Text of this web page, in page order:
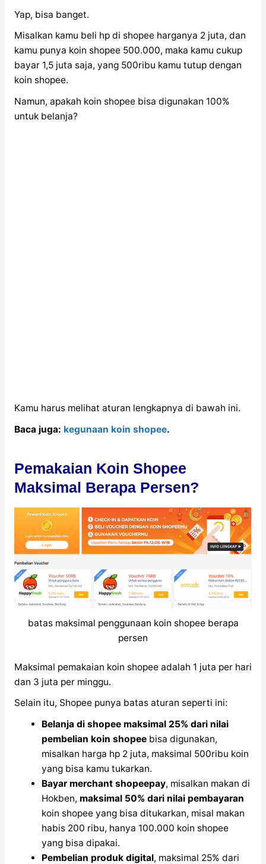
Yap, bisa banget.
Misalkan kamu beli hp di shopee harganya 2 juta, dan
kamu punya koin shopee 500.000, maka kamu cukup
bayar 1,5 juta saja, yang 500ribu kamu tutup dengan
koin shopee.
Namun, apakah koin shopee bisa digunakan 100%
untuk belanja?
Kamu harus melihat aturan lengkapnya di bawah ini.
Baca juga: kegunaan koin shopee.
Pemakaian Koin Shopee
Maksimal Berapa Persen?
batas maksimal penggunaan koin shopee berapa
persen
Maksimal pemakaian koin shopee adalah 1 juta per hari
dan 3 juta per minggu.
Selain itu, Shopee punya batas aturan seperti ini:
Belanja di shopee maksimal 25% dari nilai
pembelian koin shopee bisa digunakan,
misalkan harga hp 2 juta, maksimal 500ribu koin
yang bisa kamu tukarkan.
Bayar merchant shopeepay, misalkan makan di
Hokben, maksimal 50% dari nilai pembayaran
koin shopee yang bisa ditukarkan, misal makan
habis 200 ribu, hanya 100.000 koin shopee
yang bisa dipakai.
Pembelian produk digital, maksimal 25% dari